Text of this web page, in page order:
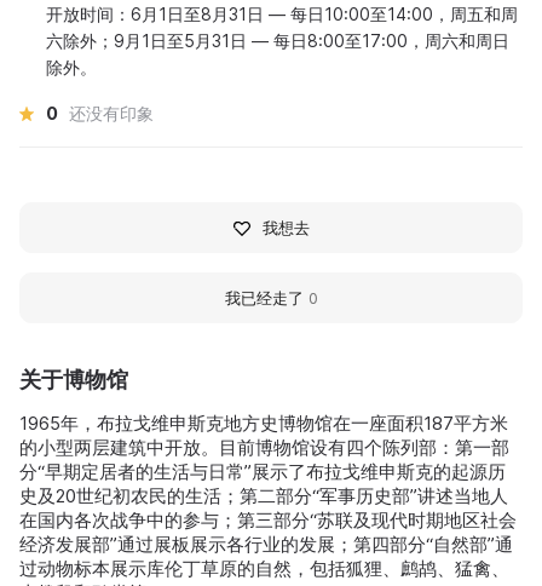
关于博物馆
1965年，布拉戈维申斯克地方史博物馆在一座面积187平方米
的小型两层建筑中开放。目前博物馆设有四个陈列部：第一部
分“早期定居者的生活与日常”展示了布拉戈维申斯克的起源历
史及20世纪初农民的生活；第二部分“军事历史部”讲述当地人
在国内各次战争中的参与；第三部分“苏联及现代时期地区社会
经济发展部”通过展板展示各行业的发展；第四部分“自然部”通
过动物标本展示库伦丁草原的自然，包括狐狸、鹧鸪、猛禽、
开放时间：6月1日至8月31日 — 每日10:00至14:00，周五和周
六除外；9月1日至5月31日 — 每日8:00至17:00，周六和周日
除外。
0 还没有印象
我想去
我已经走了 0